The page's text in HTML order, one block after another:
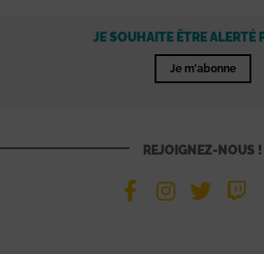
JE SOUHAITE ÊTRE ALERTÉ
Je m'abonne
REJOIGNEZ-NOUS !